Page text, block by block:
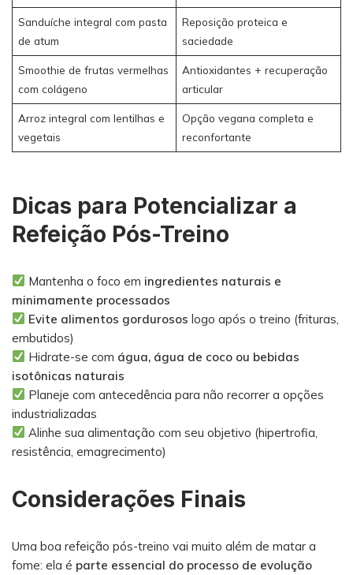
Sanduíche integral com pasta
de atum
Reposição proteica e
saciedade
Smoothie de frutas vermelhas
com colágeno
Antioxidantes + recuperação
articular
Arroz integral com lentilhas e
vegetais
Opção vegana completa e
reconfortante
Dicas para Potencializar a
Refeição Pós-Treino
Mantenha o foco em ingredientes naturais e
minimamente processados
Evite alimentos gordurosos logo após o treino (frituras,
embutidos)
Hidrate-se com água, água de coco ou bebidas
isotônicas naturais
Planeje com antecedência para não recorrer a opções
industrializadas
Alinhe sua alimentação com seu objetivo (hipertrofia,
resistência, emagrecimento)
Considerações Finais
Uma boa refeição pós-treino vai muito além de matar a
fome: ela é parte essencial do processo de evolução